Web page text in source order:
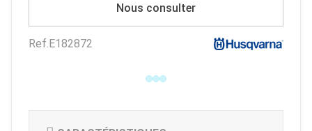
Nous consulter
Ref. E182872